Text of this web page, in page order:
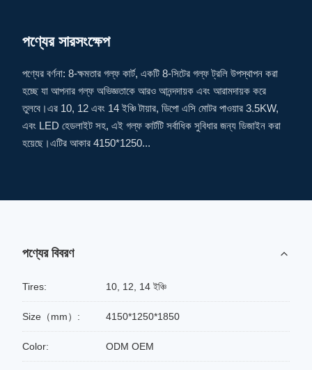
পণ্যের সারসংক্ষেপ
পণ্যের বর্ণনা: 8-ক্ষমতার গল্ফ কার্ট, একটি 8-সিটের গল্ফ ট্রলি উপস্থাপন করা
হচ্ছে যা আপনার গল্ফ অভিজ্ঞতাকে আরও আনন্দদায়ক এবং আরামদায়ক করে
তুলবে।এর 10, 12 এবং 14 ইঞ্চি টায়ার, ডিপো এসি মোটর পাওয়ার 3.5KW,
এবং LED হেডলাইট সহ, এই গল্ফ কার্টটি সর্বাধিক সুবিধার জন্য ডিজাইন করা
হয়েছে।এটির আকার 4150*1250...
পণ্যের বিবরণ
Tires: 10, 12, 14 ইঞ্চি
Size（mm）: 4150*1250*1850
Color: ODM OEM